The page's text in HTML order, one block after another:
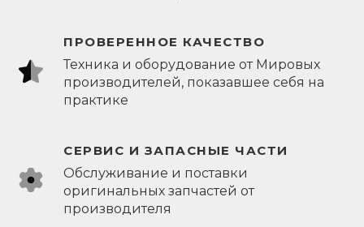
ПРОВЕРЕННОЕ КАЧЕСТВО
Техника и оборудование от Мировых
производителей, показавшее себя на
практике
СЕРВИС И ЗАПАСНЫЕ ЧАСТИ
Обслуживание и поставки
оригинальных запчастей от
производителя